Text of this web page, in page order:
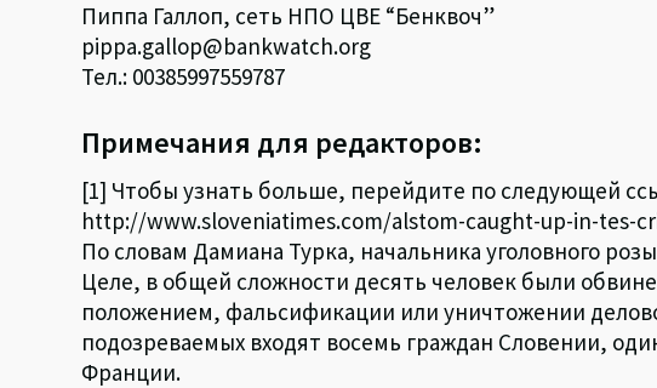
Пиппа Галлоп, сеть НПО ЦВЕ “Бенквоч”
pippa.gallop@bankwatch.org
Тел.: 00385997559787
Примечания для редакторов:
[1] Чтобы узнать больше, перейдите по следующей
http://www.sloveniatimes.com/alstom-caught-up-in-tes-
По словам Дамиана Турка, начальника уголовного
Целе, в общей сложности десять человек были
положением, фальсификации или уничтожении
подозреваемых входят восемь граждан Словении,
Франции.